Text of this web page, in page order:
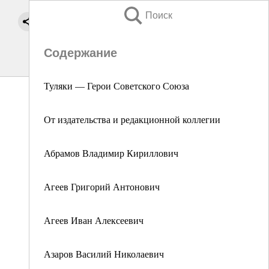
Поиск
Содержание
Туляки — Герои Советского Союза
От издательства и редакционной коллегии
Абрамов Владимир Кириллович
Агеев Григорий Антонович
Агеев Иван Алексеевич
Азаров Василий Николаевич